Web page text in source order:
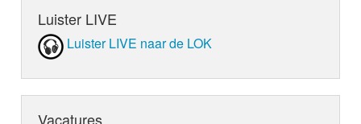
Luister LIVE
Luister LIVE naar de LOK
Vacatures